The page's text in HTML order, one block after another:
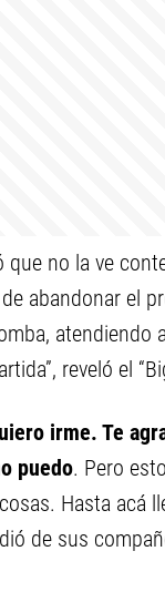
no la ve
abandonar el
atendiendo
reveló el
irme. Te
puedo. Pero
Hasta acá
de sus